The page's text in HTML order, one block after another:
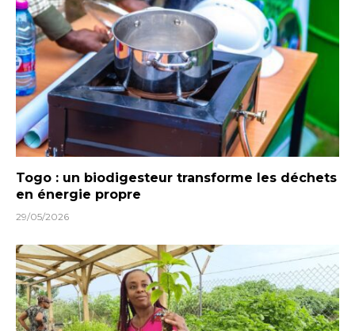
Togo : un biodigesteur transforme les déchets
en énergie propre
29/05/2026